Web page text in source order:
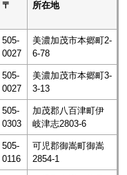
〒 所在地
505-
0027
美濃加茂市本郷町2-
6-78
505-
0027
美濃加茂市本郷町3-
3-13
505-
0303
加茂郡八百津町伊
岐津志2803-6
505-
0116
可児郡御嵩町御嵩
2854-1